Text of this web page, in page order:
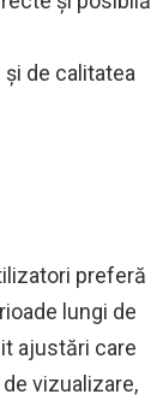
de calitatea
preferă
lungi de
ajustări care
vizualizare,